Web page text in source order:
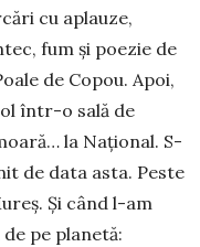
cu aplauze,
fum și poezie de
de Copou. Apoi,
într-o sală de
la Na­țional. S-
de data asta. Pes­te
Și când l-am
pe planetă: